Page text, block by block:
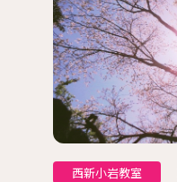
西新小岩教室